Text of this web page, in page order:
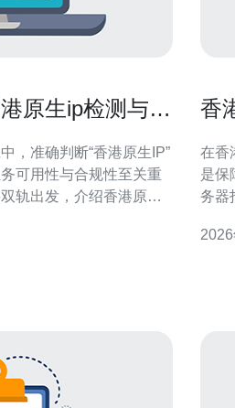
原生ip检测与异
，准确判断“香港原生IP”
可用性与合规性至关重
轨出发，介绍香港原生
略，帮助安全团队提高
香
在香
是保
务器
前提下降低开